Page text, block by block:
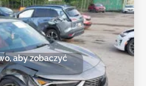
aby zobaczyć